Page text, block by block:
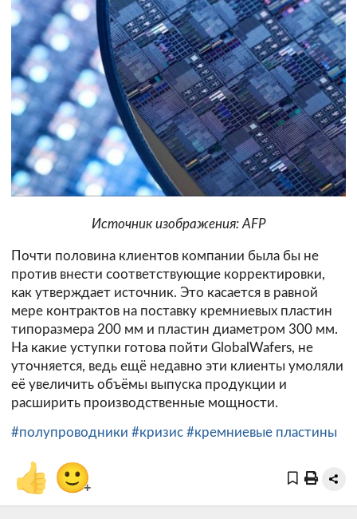
Источник изображения: AFP
Почти половина клиентов компании была бы не
против внести соответствующие корректировки,
как утверждает источник. Это касается в равной
мере контрактов на поставку кремниевых пластин
типоразмера 200 мм и пластин диаметром 300 мм.
На какие уступки готова пойти GlobalWafers, не
уточняется, ведь ещё недавно эти клиенты умоляли
её увеличить объёмы выпуска продукции и
расширить производственные мощности.
#полупроводники #кризис #кремниевые пластины
👍 🙂+